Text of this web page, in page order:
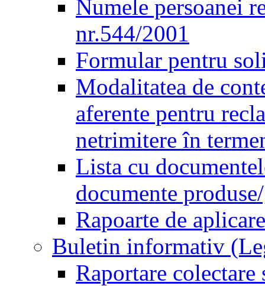
Numele persoanei
nr.544/2001
Formular pentru
Modalitatea de
aferente pentru
netrimitere în
Lista cu
documente
Rapoarte de
Buletin informativ
Raportare colectare